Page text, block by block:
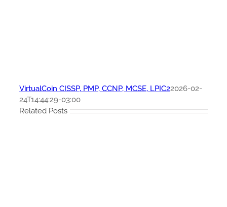
VirtualCoin CISSP, PMP, CCNP, MCSE, LPIC22026-02-
24T14:44:29-03:00
Related Posts